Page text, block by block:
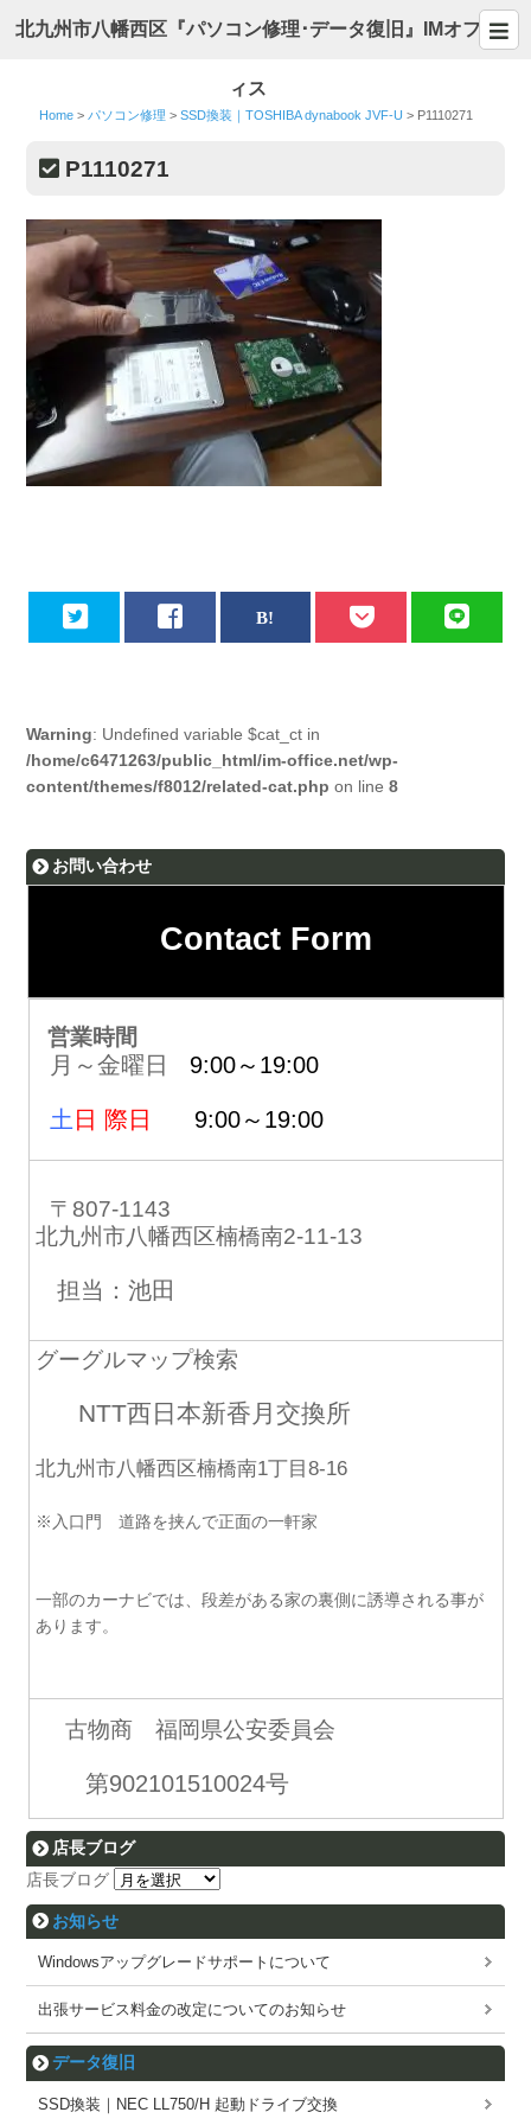
北九州市八幡西区『パソコン修理･データ復旧』IMオフ
ィス
Home > パソコン修理 >SSD換装｜TOSHIBA dynabook JVF-U > P1110271
P1110271
Warning: Undefined variable $cat_ct in
/home/c6471263/public_html/im-office.net/wp-
content/themes/f8012/related-cat.php on line8
お問い合わせ
Contact Form
営業時間
月～金曜日 9:00～19:00
土 日 際日 9:00～19:00
〒807-1143
北九州市八幡西区楠橋南2-11-13
担当：池田
グーグルマップ検索
NTT西日本新香月交換所
北九州市八幡西区楠橋南1丁目8-16
※入口門 道路を挟んで正面の一軒家
一部のカーナビでは、段差がある家の裏側に誘導される事が
あります。
古物商 福岡県公安委員会
第902101510024号
店長ブログ
店長ブログ
お知らせ
Windowsアップグレードサポートについて
出張サービス料金の改定についてのお知らせ
データ復旧
SSD換装｜NEC LL750/H 起動ドライブ交換